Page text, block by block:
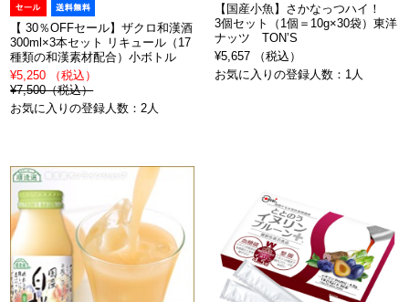
【 30％OFFセール】ザクロ和漢酒
300ml×3本セット リキュール（17
種類の和漢素材配合）小ボトル
¥5,250 （税込）
¥7,500（税込）
お気に入りの登録人数：2人
【国産小魚】さかなっつハイ！
3個セット（1個＝10g×30袋）東洋
ナッツ TON’S
¥5,657 （税込）
お気に入りの登録人数：1人